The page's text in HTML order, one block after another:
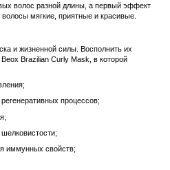
волос разной длины, а первый эффект
мягкие, приятные и красивые.
и жизненной силы. Восполнить их
Brazilian Curly Mask, в которой
процессов;
иммунных свойств;